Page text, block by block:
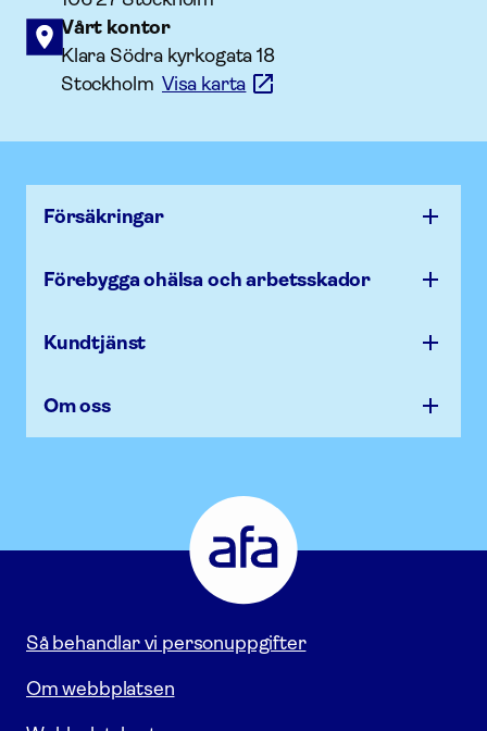
Vårt kontor
Klara Södra kyrkogata 18
StockholmVisa karta
Försäk­ringar
Förebygga ohälsa och arbets­skador
Kundtjänst
Om oss
Försäkring
Gå
till
startsidan
Så behandlar vi personuppgifter
Om webbplatsen